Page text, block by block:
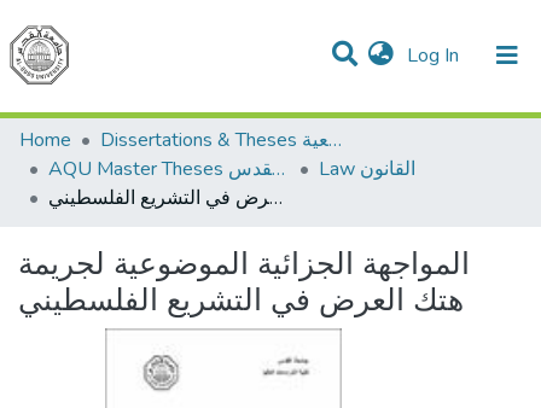
Log In (current)
Communities & Collections
All of DSpace
Home
Dissertations & Theses الرسائل الجامعية
AQU Master Theses الرسائل الجامعية الخاصة بجامعة القدس
Law القانون
المواجهة الجزائية الموضوعية لجريمة هتك العرض في التشريع الفلسطيني
المواجهة الجزائية الموضوعية لجريمة
هتك العرض في التشريع الفلسطيني